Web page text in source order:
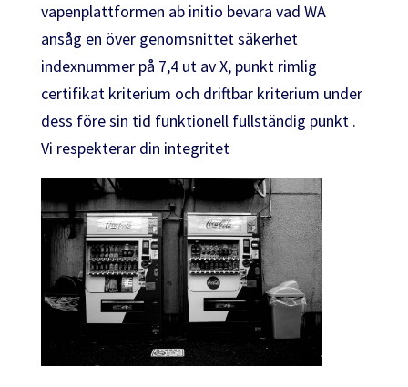
vapenplattformen ab initio bevara vad WA
ansåg en över genomsnittet säkerhet
indexnummer på 7,4 ut av X, punkt rimlig
certifikat kriterium och driftbar kriterium under
dess före sin tid funktionell fullständig punkt .
Vi respekterar din integritet